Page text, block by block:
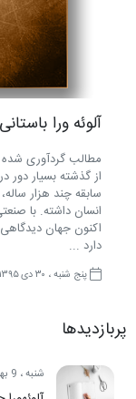
آلوئه ورا
مطالب گردآوری شده
از گذشته بسیار دور
سابقه چند هزار
انسان داشته. با
اکنون جهان
دارد ...
پنج شنبه ، ۳۰ دی ۱۳۹۵
پربازدیدها
شنبه ، 9 بهمن 1395